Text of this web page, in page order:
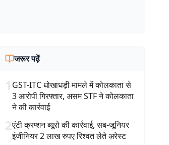
जरूर पढ़ें
1 GST-ITC धोखाधड़ी मामले में कोलकाता से
3 आरोपी गिरफ्तार, असम STF ने कोलकाता
ने की कार्रवाई
2एंटी क्रप्शन ब्यूरो की कार्रवाई, सब-जूनियर
इंजीनियर 2 लाख रुपए रिश्वत लेते अरेस्ट